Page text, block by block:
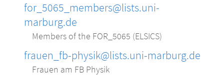
for_5065_members@lists.uni-
marburg.de
Members of the FOR_5065 (ELSICS)
frauen_fb-physik@lists.uni-marburg.de
Frauen am FB Physik